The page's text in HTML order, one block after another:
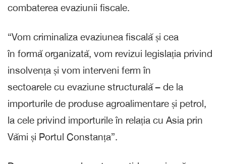
combaterea evaziunii fiscale.
“Vom criminaliza evaziunea fiscală și cea
în formă organizată, vom revizui legislația privind
insolvența și vom interveni ferm în
sectoarele cu evaziune structurală – de la
importurile de produse agroalimentare și petrol,
la cele privind importurile în relația cu Asia prin
Vămi și Portul Constanța”.